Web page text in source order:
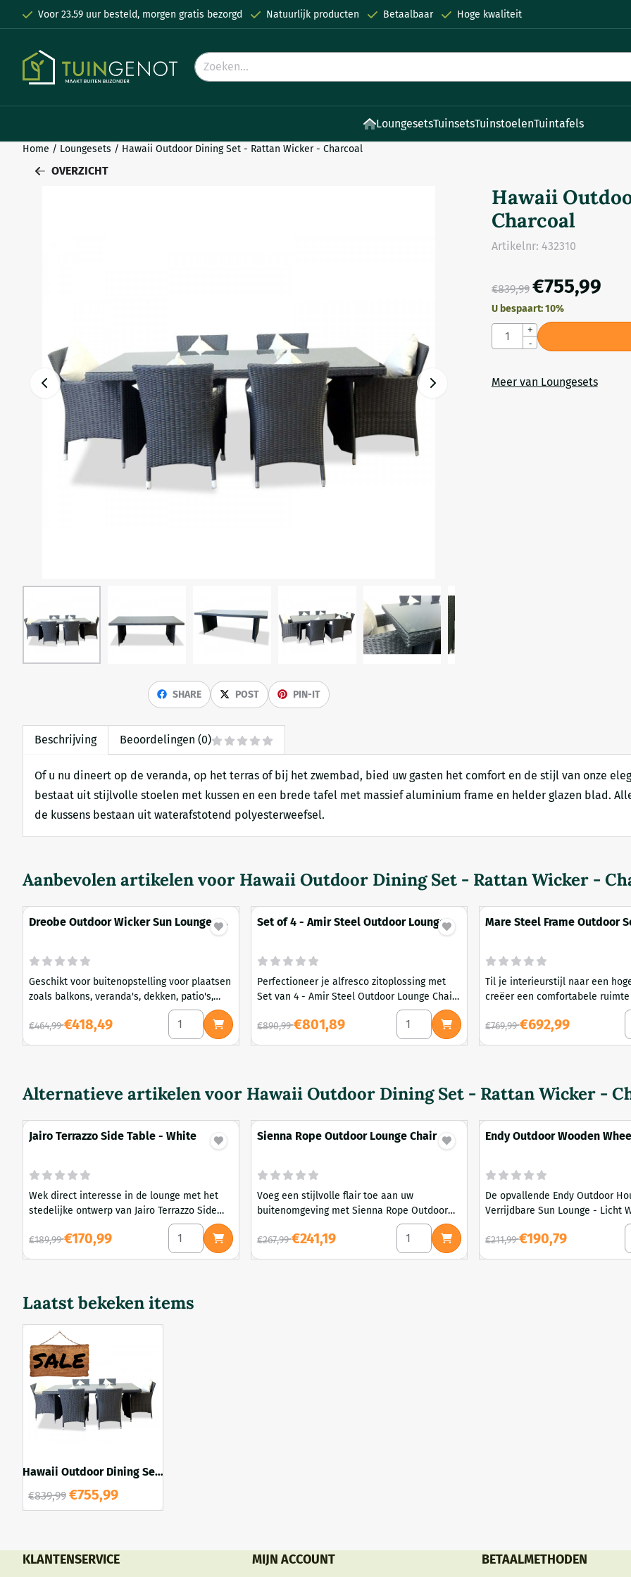
Cookievoorkeuren zijn momenteel gesloten.
Voor 23.59 uur besteld, morgen gratis bezorgd Natuurlijk producten Betaalbaar Hoge kwaliteit
Zoeken
LoungesetsTuinsetsTuinstoelenTuintafels
Home / Loungesets / Hawaii Outdoor Dining Set - Rattan Wicker - Charcoal
OVERZICHT
SHARE POST PIN-IT
Hawaii
Charcoal
Artikelnr: 432310
€839,99 €755,99
U bespaart:10%
Aantal
+
-
Meer van Loungesets
Beschrijving Beoordelingen (0)
Of u nu dineert op de veranda, op het terras of bij het zwembad, bied uw gasten het comfort en de stijl van onze
bestaat uit stijlvolle stoelen met kussen en een brede tafel met massief aluminium frame en helder glazen blad.
de kussens bestaan uit waterafstotend polyesterweefsel.
Aanbevolen artikelen voor Hawaii Outdoor Dining Set - Rattan Wicker -
Dreobe Outdoor Wicker Sun Lounge -
Geschikt voor buitenopstelling voor plaatsen
zoals balkons, veranda's, dekken, patio's,
tuinen of aan het zwembad, Driobe Outdoor
Wicker Sun Lounge - Brown is bijzonder
verbazingwekkend om u puur comfort te
Van 464,99 voor 418,49
€464,99€418,49 Aantal kiezen voor Dreobe Outdoor Wicker Sun Lounge - Brown
Set of 4 - Amir Steel Outdoor Lounge
Perfectioneer je alfresco zitoplossing met
Set van 4 - Amir Steel Outdoor Lounge Chair
Van 890,99 voor 801,89
€890,99€801,89 Aantal kiezen voor Set of 4 - Amir Steel
Mare Steel Frame Outdoor
Til je interieurstijl naar een
creëer een comfortabele
buitenruimte met de Mare
buitenbank - Beige
Van 769,99 voor 692,99
€769,99€692,99
Alternatieve artikelen voor Hawaii Outdoor Dining Set - Rattan Wicker -
Jairo Terrazzo Side Table - White
Wek direct interesse in de lounge met het
stedelijke ontwerp van Jairo Terrazzo Side
Table - White en zijn textuurkarakter.
Van 189,99 voor 170,99
€189,99€170,99 Aantal kiezen voor Jairo Terrazzo Side Table - White
Sienna Rope Outdoor Lounge Chair -
Voeg een stijlvolle flair toe aan uw
buitenomgeving met Sienna Rope Outdoor
Lounge Chair - Coral en zijn grootse ontwerp.
Afgewerkt in een minimalistisch ontwerp,
met strakke wijd uitlopende poten en met de
Van 267,99 voor 241,19
€267,99€241,19 Aantal kiezen voor Sienna Rope Outdoor
Endy Outdoor Wooden Wheeled Sun
De opvallende Endy Outdoor
Verrijdbare Sun Lounge - Licht
Wit is zo ontworpen dat hij
verschillende
afbreuk te doen aan de lange
Van 211,99 voor 190,79
€211,99€190,79
Laatst bekeken items
Hawaii Outdoor Dining Set
€839,99 €755,99
KLANTENSERVICE MIJN ACCOUNT BETAALMETHODEN